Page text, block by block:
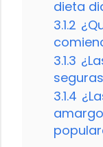
dieta
3.1.2
3.1.3
3.1.4